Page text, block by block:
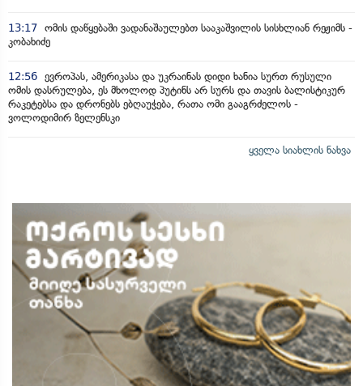
13:17 ომის დაწყებაში ვადანაშაულებთ სააკაშვილის სისხლიან რეჟიმს -
კობახიძე
12:56 ევროპას, ამერიკასა და უკრაინას დიდი ხანია სურთ რუსული
ომის დასრულება, ეს მხოლოდ პუტინს არ სურს და თავის ბალისტიკურ
რაკეტებსა და დრონებს ებღაუჭება, რათა ომი გააგრძელოს -
ვოლოდიმირ ზელენსკი
ყველა სიახლის ნახვა